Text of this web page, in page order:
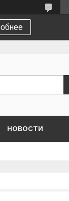
НОВОСТИ